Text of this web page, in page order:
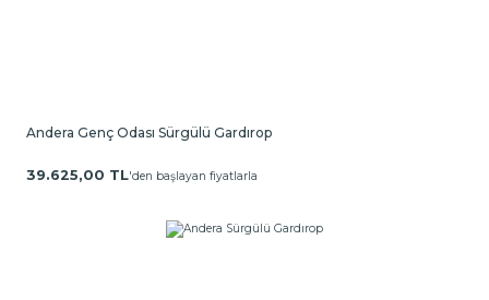
Andera Genç Odası Sürgülü Gardırop
39.625,00 TL'den başlayan fiyatlarla